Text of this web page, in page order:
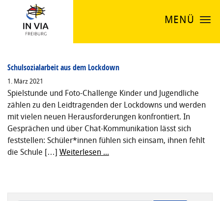
MENÜ
Schulsozialarbeit aus dem Lockdown
1. März 2021
Spielstunde und Foto-Challenge Kinder und Jugendliche
zählen zu den Leidtragenden der Lockdowns und werden
mit vielen neuen Herausforderungen konfrontiert. In
Gesprächen und über Chat-Kommunikation lässt sich
feststellen: Schüler*innen fühlen sich einsam, ihnen fehlt
die Schule […] Weiterlesen ...